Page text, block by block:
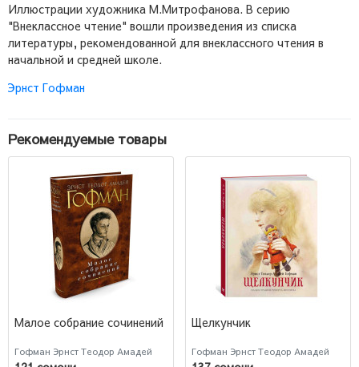
Иллюстрации художника М.Митрофанова. В серию
"Внеклассное чтение" вошли произведения из списка
литературы, рекомендованной для внеклассного чтения в
начальной и средней школе.
Эрнст Гофман
Рекомендуемые товары
Малое собрание сочинений
Гофман Эрнст Теодор Амадей
Щелкунчик
Гофман Эрнст Теодор Амадей